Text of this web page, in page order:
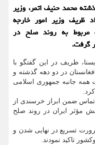
محمد حنیف اتمر، وزیر
ظریف وزیر امور خارجه
مربوط به روند صلح در
گرفت.
ظریف در این گفتگو با
در دو دهه گذشته و
همه جانبه جمهوری اسلامی
تماس ضمن ابراز خرسندی از
مؤثر ایران در روند صلح
تسریع در نهایی شدن و
تاکید نمودند.